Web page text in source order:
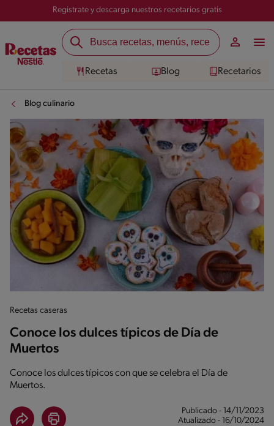
Registrate y descarga nuestros recetarios gratis
Recetas Blog Recetarios
Blog culinario
Recetas caseras
Conoce los dulces típicos de Día de
Muertos
Conoce los dulces típicos con que se celebra el Día de
Muertos.
Publicado - 14/11/2023
Atualizado - 16/10/2024